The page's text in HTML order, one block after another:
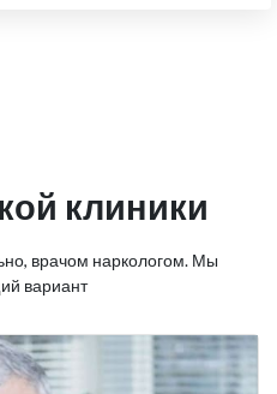
клиники
врачом наркологом. Мы
вариант